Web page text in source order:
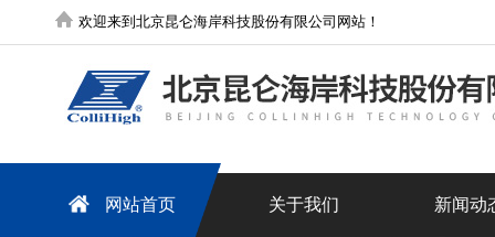
欢迎来到北京昆仑海岸科技股份有限公司网站！
网站首页 关于我们 新闻动